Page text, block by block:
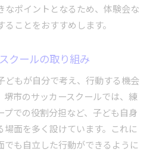
なポイントとなるため、体験会な
ことをおすすめします。
クールの取り組み
どもが自分で考え、行動する機会
堺市のサッカースクールでは、練
での役割分担など、子ども自身
面を多く設けています。これに
でも自立した行動ができるように